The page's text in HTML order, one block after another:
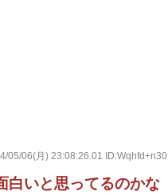
05/06(月) 23:08:26.01 ID:Wqhfd+n30
白いと思ってるのかな